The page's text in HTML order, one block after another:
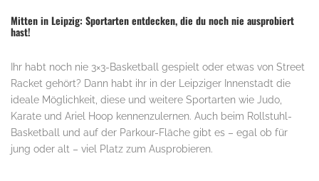
Mitten in Leipzig: Sportarten entdecken, die du noch nie ausprobiert
hast!
Ihr habt noch nie 3×3-Basketball gespielt oder etwas von Street
Racket gehört? Dann habt ihr in der Leipziger Innenstadt die
ideale Möglichkeit, diese und weitere Sportarten wie Judo,
Karate und Ariel Hoop kennenzulernen. Auch beim Rollstuhl-
Basketball und auf der Parkour-Fläche gibt es – egal ob für
jung oder alt – viel Platz zum Ausprobieren.